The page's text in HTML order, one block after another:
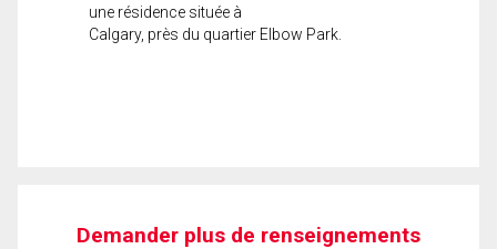
une résidence située à
Calgary, près du quartier Elbow Park.
Demander plus de renseignements